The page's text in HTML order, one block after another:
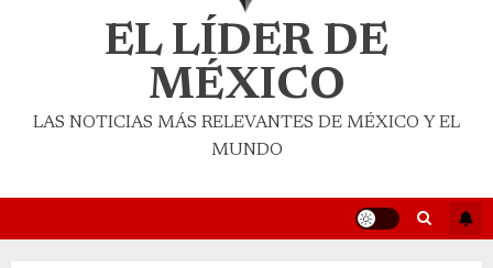
EL LÍDER DE
MÉXICO
LAS NOTICIAS MÁS RELEVANTES DE MÉXICO Y EL
MUNDO